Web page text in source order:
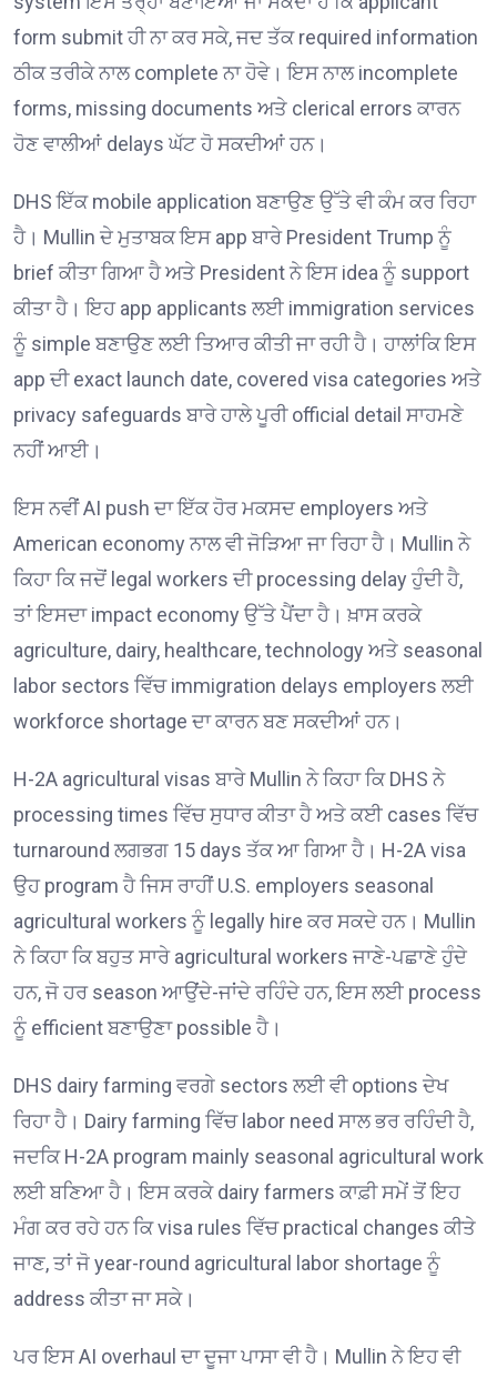
form submit ਹੀ ਨਾ ਕਰ ਸਕੇ, ਜਦ ਤੱਕ required information
ਠੀਕ ਤਰੀਕੇ ਨਾਲ complete ਨਾ ਹੋਵੇ। ਇਸ ਨਾਲ incomplete
forms, missing documents ਅਤੇ clerical errors ਕਾਰਨ
ਹੋਣ ਵਾਲੀਆਂ delays ਘੱਟ ਹੋ ਸਕਦੀਆਂ ਹਨ।
DHS ਇੱਕ mobile application ਬਣਾਉਣ ਉੱਤੇ ਵੀ ਕੰਮ ਕਰ ਰਿਹਾ
ਹੈ। Mullin ਦੇ ਮੁਤਾਬਕ ਇਸ app ਬਾਰੇ President Trump ਨੂੰ
brief ਕੀਤਾ ਗਿਆ ਹੈ ਅਤੇ President ਨੇ ਇਸ idea ਨੂੰ support
ਕੀਤਾ ਹੈ। ਇਹ app applicants ਲਈ immigration services
ਨੂੰ simple ਬਣਾਉਣ ਲਈ ਤਿਆਰ ਕੀਤੀ ਜਾ ਰਹੀ ਹੈ। ਹਾਲਾਂਕਿ ਇਸ
app ਦੀ exact launch date, covered visa categories ਅਤੇ
privacy safeguards ਬਾਰੇ ਹਾਲੇ ਪੂਰੀ official detail ਸਾਹਮਣੇ
ਨਹੀਂ ਆਈ।
ਇਸ ਨਵੀਂ AI push ਦਾ ਇੱਕ ਹੋਰ ਮਕਸਦ employers ਅਤੇ
American economy ਨਾਲ ਵੀ ਜੋੜਿਆ ਜਾ ਰਿਹਾ ਹੈ। Mullin ਨੇ
ਕਿਹਾ ਕਿ ਜਦੋਂ legal workers ਦੀ processing delay ਹੁੰਦੀ ਹੈ,
ਤਾਂ ਇਸਦਾ impact economy ਉੱਤੇ ਪੈਂਦਾ ਹੈ। ਖ਼ਾਸ ਕਰਕੇ
agriculture, dairy, healthcare, technology ਅਤੇ seasonal
labor sectors ਵਿੱਚ immigration delays employers ਲਈ
workforce shortage ਦਾ ਕਾਰਨ ਬਣ ਸਕਦੀਆਂ ਹਨ।
H-2A agricultural visas ਬਾਰੇ Mullin ਨੇ ਕਿਹਾ ਕਿ DHS ਨੇ
processing times ਵਿੱਚ ਸੁਧਾਰ ਕੀਤਾ ਹੈ ਅਤੇ ਕਈ cases ਵਿੱਚ
turnaround ਲਗਭਗ 15 days ਤੱਕ ਆ ਗਿਆ ਹੈ। H-2A visa
ਉਹ program ਹੈ ਜਿਸ ਰਾਹੀਂ U.S. employers seasonal
agricultural workers ਨੂੰ legally hire ਕਰ ਸਕਦੇ ਹਨ। Mullin
ਨੇ ਕਿਹਾ ਕਿ ਬਹੁਤ ਸਾਰੇ agricultural workers ਜਾਣੇ-ਪਛਾਣੇ ਹੁੰਦੇ
ਹਨ, ਜੋ ਹਰ season ਆਉਂਦੇ-ਜਾਂਦੇ ਰਹਿੰਦੇ ਹਨ, ਇਸ ਲਈ process
ਨੂੰ efficient ਬਣਾਉਣਾ possible ਹੈ।
DHS dairy farming ਵਰਗੇ sectors ਲਈ ਵੀ options ਦੇਖ
ਰਿਹਾ ਹੈ। Dairy farming ਵਿੱਚ labor need ਸਾਲ ਭਰ ਰਹਿੰਦੀ ਹੈ,
ਜਦਕਿ H-2A program mainly seasonal agricultural work
ਲਈ ਬਣਿਆ ਹੈ। ਇਸ ਕਰਕੇ dairy farmers ਕਾਫ਼ੀ ਸਮੇਂ ਤੋਂ ਇਹ
ਮੰਗ ਕਰ ਰਹੇ ਹਨ ਕਿ visa rules ਵਿੱਚ practical changes ਕੀਤੇ
ਜਾਣ, ਤਾਂ ਜੋ year-round agricultural labor shortage ਨੂੰ
address ਕੀਤਾ ਜਾ ਸਕੇ।
ਪਰ ਇਸ AI overhaul ਦਾ ਦੂਜਾ ਪਾਸਾ ਵੀ ਹੈ। Mullin ਨੇ ਇਹ ਵੀ